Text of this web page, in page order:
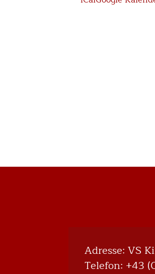
Adresse: VS
Telefon: +43